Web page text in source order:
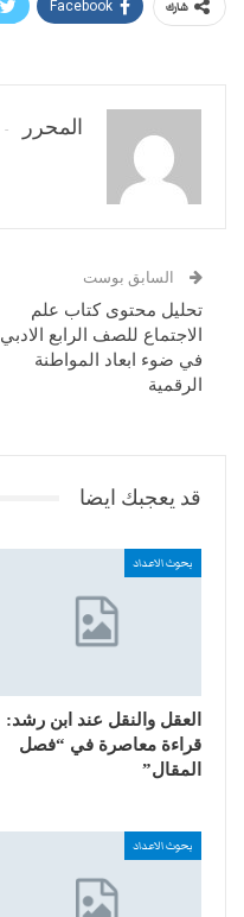
شارك Facebook
المحرر
السابق بوست
تحليل محتوى كتاب علم
الاجتماع للصف الرابع الادبي
في ضوء ابعاد المواطنة
الرقمية
قد يعجبك ايضا
بحوث الاعداد
العقل والنقل عند ابن رشد:
قراءة معاصرة في “فصل
المقال”
بحوث الاعداد